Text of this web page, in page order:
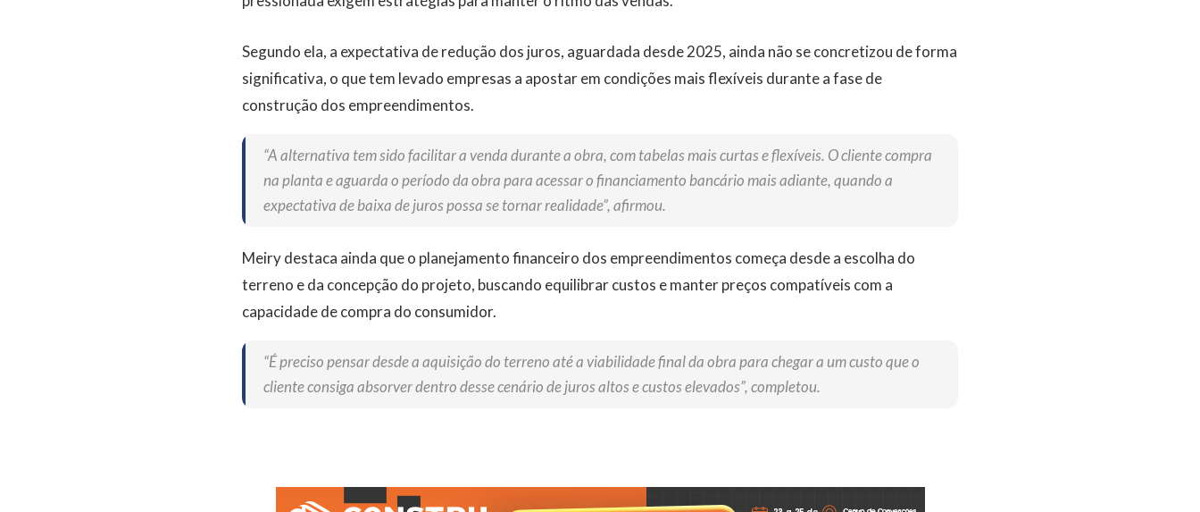
Segundo ela, a expectativa de redução dos juros, aguardada desde 2025, ainda não se concretizou de forma
significativa, o que tem levado empresas a apostar em condições mais flexíveis durante a fase de
construção dos empreendimentos.
“A alternativa tem sido facilitar a venda durante a obra, com tabelas mais curtas e flexíveis. O cliente compra
na planta e aguarda o período da obra para acessar o financiamento bancário mais adiante, quando a
expectativa de baixa de juros possa se tornar realidade”, afirmou.
Meiry destaca ainda que o planejamento financeiro dos empreendimentos começa desde a escolha do
terreno e da concepção do projeto, buscando equilibrar custos e manter preços compatíveis com a
capacidade de compra do consumidor.
“É preciso pensar desde a aquisição do terreno até a viabilidade final da obra para chegar a um custo que o
cliente consiga absorver dentro desse cenário de juros altos e custos elevados”, completou.